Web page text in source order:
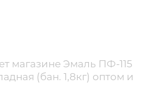
магазине Эмаль ПФ-115
(бан. 1,8кг) оптом и